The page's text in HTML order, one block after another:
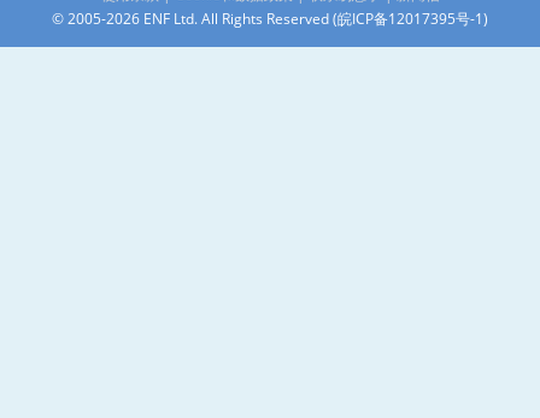
© 2005-2026 ENF Ltd. All Rights Reserved (皖ICP备12017395号-1)